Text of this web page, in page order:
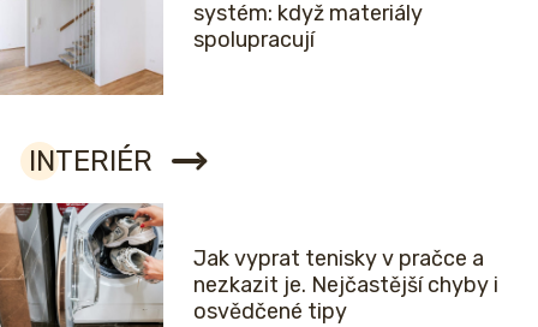
systém: když materiály
spolupracují
INTERIÉR
Jak vyprat tenisky v pračce a
nezkazit je. Nejčastější chyby i
osvědčené tipy